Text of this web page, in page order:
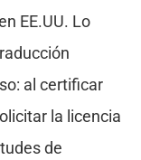
EE.UU. Lo
al certificar
la licencia
de